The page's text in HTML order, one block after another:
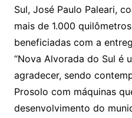
Sul, José Paulo Paleari,
mais de 1.000
beneficiadas com a
“Nova Alvorada do Sul é
agradecer, sendo
Prosolo com máquinas
desenvolvimento do